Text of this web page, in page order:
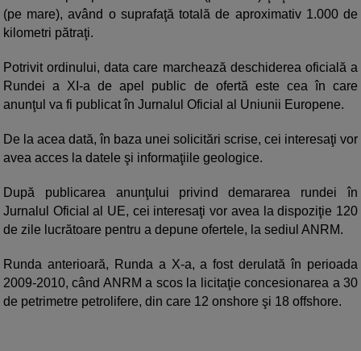
(pe mare), având o suprafaţă totală de aproximativ 1.000 de
kilometri pătraţi.
Potrivit ordinului, data care marchează deschiderea oficială a
Rundei a XI-a de apel public de ofertă este cea în care
anunţul va fi publicat în Jurnalul Oficial al Uniunii Europene.
De la acea dată, în baza unei solicitări scrise, cei interesaţi vor
avea acces la datele şi informaţiile geologice.
După publicarea anunţului privind demararea rundei în
Jurnalul Oficial al UE, cei interesaţi vor avea la dispoziţie 120
de zile lucrătoare pentru a depune ofertele, la sediul ANRM.
Runda anterioară, Runda a X-a, a fost derulată în perioada
2009-2010, când ANRM a scos la licitaţie concesionarea a 30
de petrimetre petrolifere, din care 12 onshore şi 18 offshore.